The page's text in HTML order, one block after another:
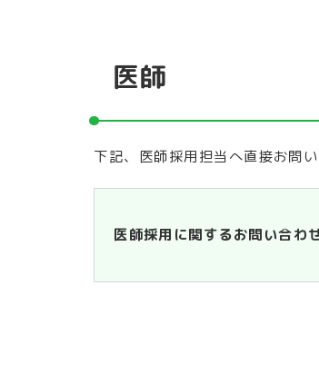
医師
下記、医師採用担当へ直接お問い
医師採用に関するお問い合わ